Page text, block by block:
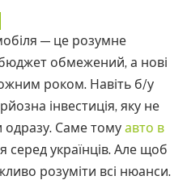
— це розумне
обмежений, а нові
роком. Навіть б/у
інвестиція, яку не
одразу. Саме тому авто в
серед українців. Але щоб
розуміти всі нюанси.